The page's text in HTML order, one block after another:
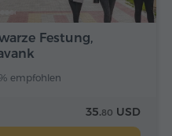
Festung,
empfohlen
35.80 USD